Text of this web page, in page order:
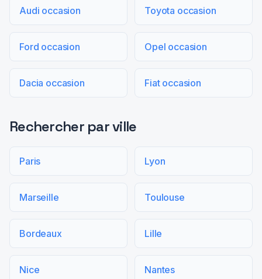
Audi occasion Toyota occasion
Ford occasion Opel occasion
Dacia occasion Fiat occasion
Rechercher par ville
Paris Lyon
Marseille Toulouse
Bordeaux Lille
Nice Nantes